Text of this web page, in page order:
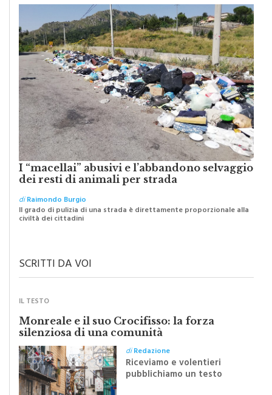
I “macellai” abusivi e l’abbandono selvaggio
dei resti di animali per strada
diRaimondo Burgio
Il grado di pulizia di una strada è direttamente proporzionale alla
civiltà dei cittadini
Monreale e il suo Crocifisso: la forza
silenziosa di una comunità
diRedazione
Riceviamo e volentieri
pubblichiamo un testo
inviato dalla scrittrice
monrealese Mariella